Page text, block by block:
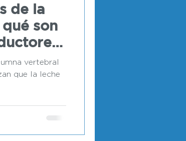
de la
son
vertebral
que la leche